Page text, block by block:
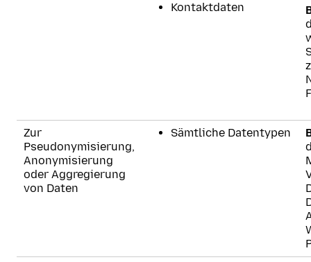
Kontaktdaten
Zur
Pseudonymisierung,
Anonymisierung
oder Aggregierung
von Daten
Sämtliche Datentypen